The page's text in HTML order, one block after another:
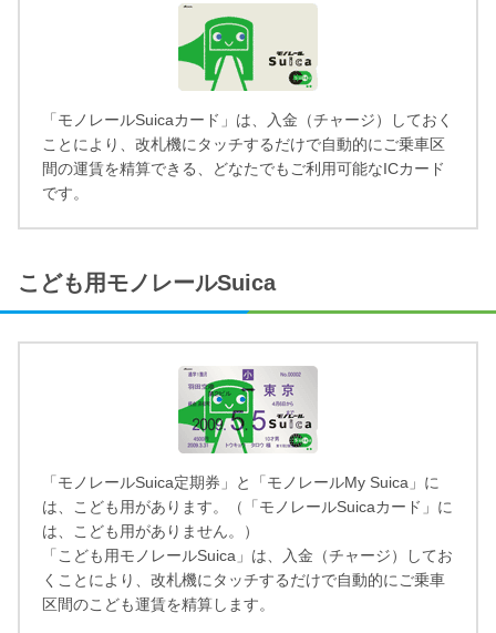
「モノレールSuicaカード」は、入金（チャージ）しておく
ことにより、改札機にタッチするだけで自動的にご乗車区
間の運賃を精算できる、どなたでもご利用可能なICカード
です。
こども用モノレールSuica
「モノレールSuica定期券」と「モノレールMy Suica」に
は、こども用があります。（「モノレールSuicaカード」に
は、こども用がありません。）
「こども用モノレールSuica」は、入金（チャージ）してお
くことにより、改札機にタッチするだけで自動的にご乗車
区間のこども運賃を精算します。